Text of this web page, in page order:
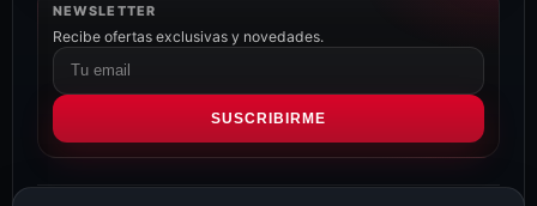
NEWSLETTER
Recibe ofertas exclusivas y novedades.
Correo
electrónico
SUSCRIBIRME